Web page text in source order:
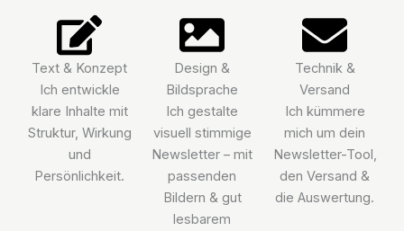
Text & Konzept
Ich entwickle
klare Inhalte mit
Struktur, Wirkung
und
Persönlichkeit.
Design &
Bildsprache
Ich gestalte
visuell stimmige
Newsletter – mit
passenden
Bildern & gut
lesbarem
Technik &
Versand
Ich kümmere
mich um dein
Newsletter-Tool,
den Versand &
die Auswertung.